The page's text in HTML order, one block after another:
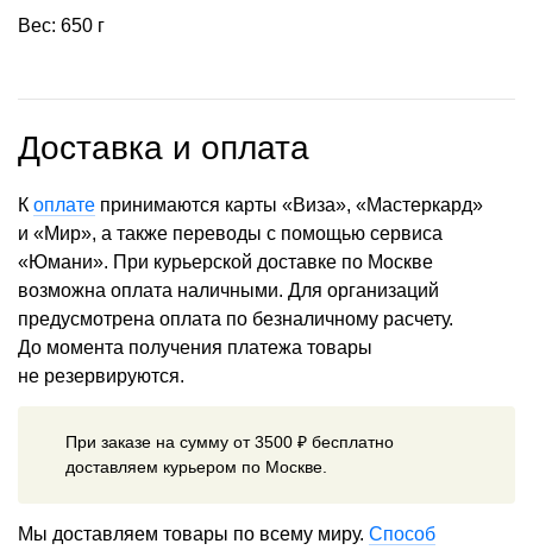
Вес: 650 г
Доставка и оплата
К оплате принимаются карты «Виза», «Мастеркард»
и «Мир», а также переводы с помощью сервиса
«Юмани». При курьерской доставке по Москве
возможна оплата наличными. Для организаций
предусмотрена оплата по безналичному расчету.
До момента получения платежа товары
не резервируются.
При заказе на сумму от 3500 ₽ бесплатно
доставляем курьером по Москве.
Мы доставляем товары по всему миру. Способ